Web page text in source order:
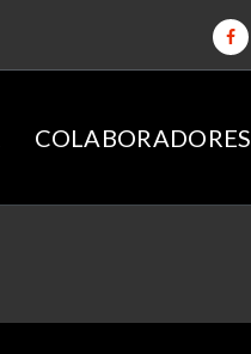
COLABORADORES